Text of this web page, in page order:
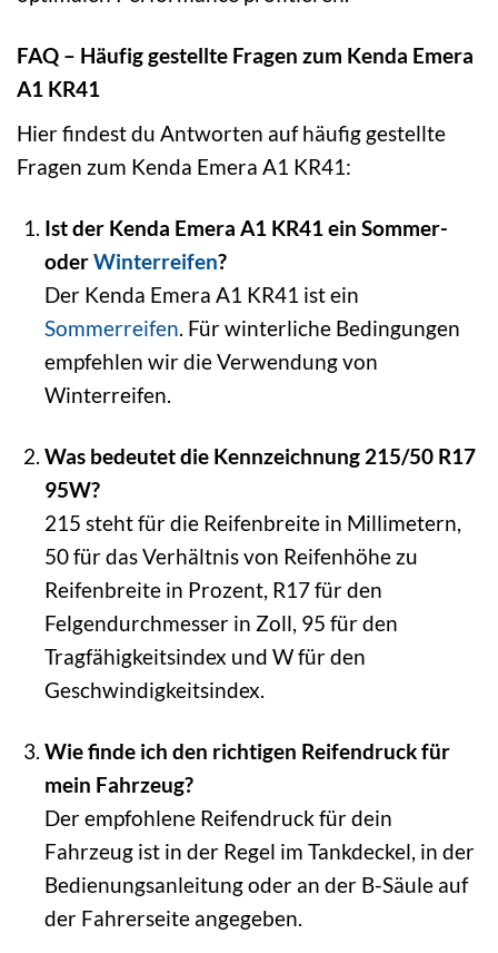
FAQ – Häufig gestellte Fragen zum Kenda Emera
A1 KR41
Hier findest du Antworten auf häufig gestellte
Fragen zum Kenda Emera A1 KR41:
Ist der Kenda Emera A1 KR41 ein Sommer-
oderWinterreifen?
Der Kenda Emera A1 KR41 ist ein
Sommerreifen. Für winterliche Bedingungen
empfehlen wir die Verwendung von
Winterreifen.
Was bedeutet die Kennzeichnung 215/50 R17
95W?
215 steht für die Reifenbreite in Millimetern,
50 für das Verhältnis von Reifenhöhe zu
Reifenbreite in Prozent, R17 für den
Felgendurchmesser in Zoll, 95 für den
Tragfähigkeitsindex und W für den
Geschwindigkeitsindex.
Wie finde ich den richtigen Reifendruck für
mein Fahrzeug?
Der empfohlene Reifendruck für dein
Fahrzeug ist in der Regel im Tankdeckel, in der
Bedienungsanleitung oder an der B-Säule auf
der Fahrerseite angegeben.